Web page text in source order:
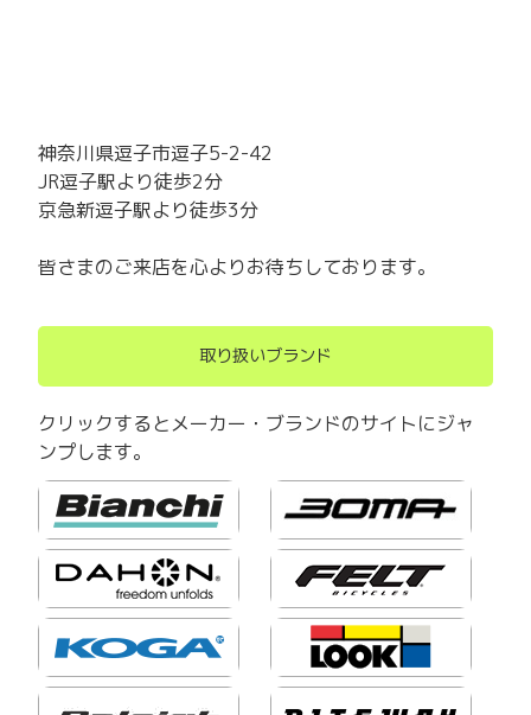
神奈川県逗子市逗子5-2-42
JR逗子駅より徒歩2分
京急新逗子駅より徒歩3分
皆さまのご来店を心よりお待ちしております。
取り扱いブランド
クリックするとメーカー・ブランドのサイトにジャ
ンプします。